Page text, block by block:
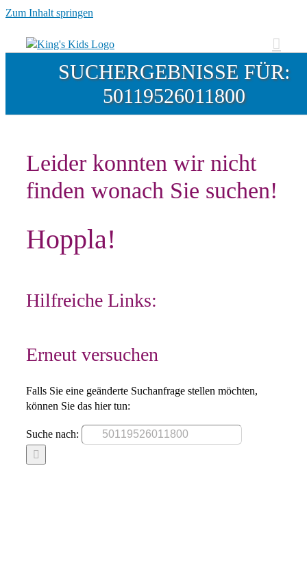
Zum Inhalt springen
SUCHERGEBNISSE FÜR:
50119526011800
Leider konnten wir nicht
finden wonach Sie suchen!
Hoppla!
Hilfreiche Links:
Erneut versuchen
Falls Sie eine geänderte Suchanfrage stellen möchten,
können Sie das hier tun:
Suche nach: